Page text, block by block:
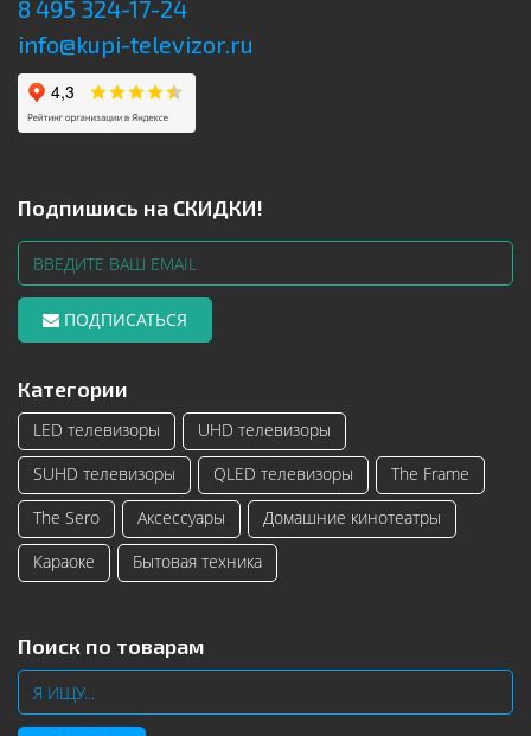
8 495 324-17-24
info@kupi-televizor.ru
Подпишись на СКИДКИ!
ПОДПИСАТЬСЯ
Категории
LED телевизоры
UHD телевизоры
SUHD телевизоры
QLED телевизоры
The Frame
The Sero
Аксессуары
Домашние кинотеатры
Караоке
Бытовая техника
Поиск по товарам